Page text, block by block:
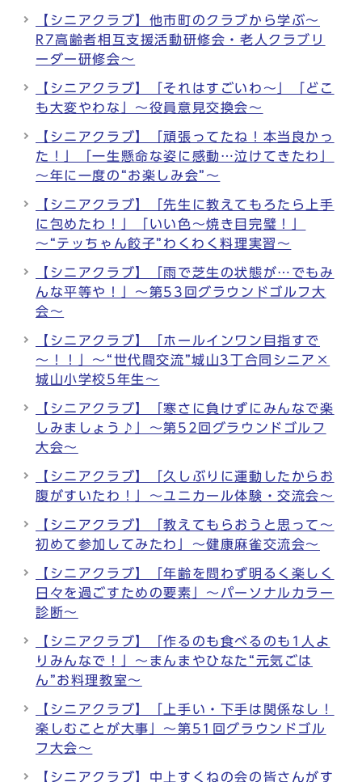
【シニアクラブ】他市町のクラブから学ぶ～
R7高齢者相互支援活動研修会・老人クラブリ
ーダー研修会～
【シニアクラブ】「それはすごいわ～」「どこ
も大変やわな」～役員意見交換会～
【シニアクラブ】「頑張ってたね！本当良かっ
た！」「一生懸命な姿に感動…泣けてきたわ」
～年に一度の“お楽しみ会”～
【シニアクラブ】「先生に教えてもろたら上手
に包めたわ！」「いい色～焼き目完璧！」
～“テッちゃん餃子”わくわく料理実習～
【シニアクラブ】「雨で芝生の状態が…でもみ
んな平等や！」～第53回グラウンドゴルフ大
会～
【シニアクラブ】「ホールインワン目指すで
～！！」～“世代間交流”城山3丁合同シニア×
城山小学校5年生～
【シニアクラブ】「寒さに負けずにみんなで楽
しみましょう♪」～第52回グラウンドゴルフ
大会～
【シニアクラブ】「久しぶりに運動したからお
腹がすいたわ！」～ユニカール体験・交流会～
【シニアクラブ】「教えてもらおうと思って～
初めて参加してみたわ」～健康麻雀交流会～
【シニアクラブ】「年齢を問わず明るく楽しく
日々を過ごすための要素」～パーソナルカラー
診断～
【シニアクラブ】「作るのも食べるのも1人よ
りみんなで！」～まんまやひなた“元気ごは
ん”お料理教室～
【シニアクラブ】「上手い・下手は関係なし！
楽しむことが大事」～第51回グラウンドゴル
フ大会～
【シニアクラブ】中上すくねの会の皆さんがす